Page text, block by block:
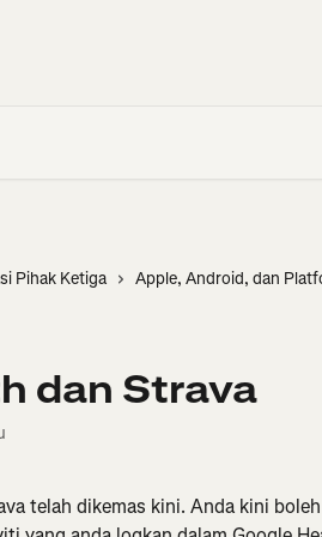
Pihak Ketiga
Apple, Android, dan
dan Strava
telah dikemas kini. Anda kini